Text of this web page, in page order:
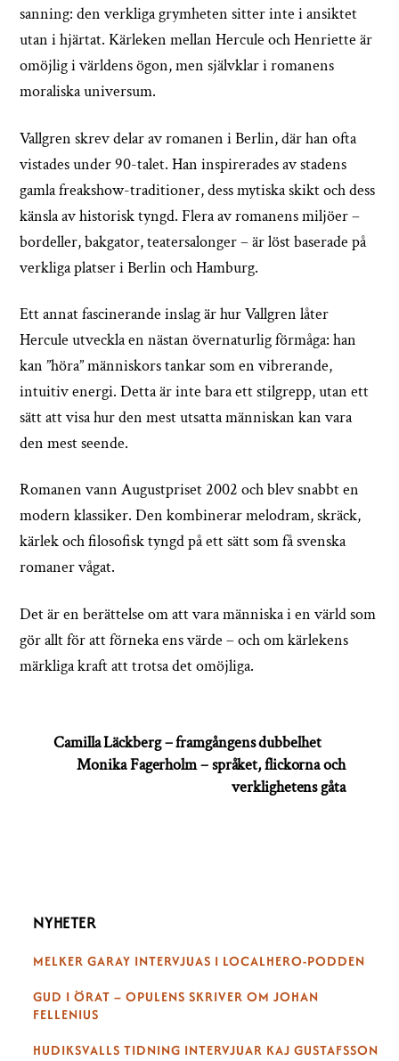
sanning: den verkliga grymheten sitter inte i ansiktet
utan i hjärtat. Kärleken mellan Hercule och Henriette är
omöjlig i världens ögon, men självklar i romanens
moraliska universum.
Vallgren skrev delar av romanen i Berlin, där han ofta
vistades under 90-talet. Han inspirerades av stadens
gamla freakshow-traditioner, dess mytiska skikt och dess
känsla av historisk tyngd. Flera av romanens miljöer –
bordeller, bakgator, teatersalonger – är löst baserade på
verkliga platser i Berlin och Hamburg.
Ett annat fascinerande inslag är hur Vallgren låter
Hercule utveckla en nästan övernaturlig förmåga: han
kan ”höra” människors tankar som en vibrerande,
intuitiv energi. Detta är inte bara ett stilgrepp, utan ett
sätt att visa hur den mest utsatta människan kan vara
den mest seende.
Romanen vann Augustpriset 2002 och blev snabbt en
modern klassiker. Den kombinerar melodram, skräck,
kärlek och filosofisk tyngd på ett sätt som få svenska
romaner vågat.
Det är en berättelse om att vara människa i en värld som
gör allt för att förneka ens värde – och om kärlekens
märkliga kraft att trotsa det omöjliga.
Camilla Läckberg – framgångens dubbelhet
Monika Fagerholm – språket, flickorna och
verklighetens gåta
NYHETER
MELKER GARAY INTERVJUAS I LOCALHERO-PODDEN
GUD I ÖRAT – OPULENS SKRIVER OM JOHAN
FELLENIUS
HUDIKSVALLS TIDNING INTERVJUAR KAJ GUSTAFSSON